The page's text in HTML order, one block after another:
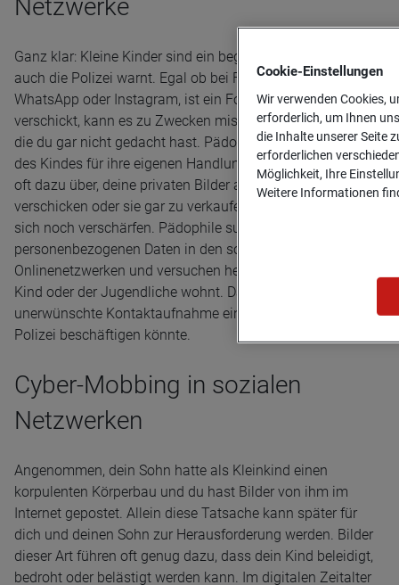
Netzwerke
Ganz klar: Kleine Kinder sind ein begehrtes Fotomotiv, doch
auch die Polizei warnt. Egal ob bei Facebook, Twitter,
WhatsApp oder Instagram, ist ein Foto erst einmal
verschickt, kann es zu Zwecken missbraucht werden, an
die du gar nicht gedacht hast. Pädophile nutzen die Fotos
des Kindes für ihre eigenen Handlungen und gehen sogar
oft dazu über, deine privaten Bilder an andere Nutzer zu
verschicken oder sie gar zu verkaufen. Die Situation kann
sich noch verschärfen. Pädophile suchen nach
personenbezogenen Daten in den sozialen
Onlinenetzwerken und versuchen herauszufinden, wo das
Kind oder der Jugendliche wohnt. Dann ist eine
unerwünschte Kontaktaufnahme ein Thema, das auch die
Polizei beschäftigen könnte.
Cyber-Mobbing in sozialen
Netzwerken
Angenommen, dein Sohn hatte als Kleinkind einen
korpulenten Körperbau und du hast Bilder von ihm im
Internet gepostet. Allein diese Tatsache kann später für
dich und deinen Sohn zur Herausforderung werden. Bilder
dieser Art führen oft genug dazu, dass dein Kind beleidigt,
bedroht oder belästigt werden kann. Im digitalen Zeitalter
Cookie-­Einstellungen
Wir verwenden Cookies,
erforderlich, um Ihnen
die Inhalte unserer Seite
erforderlichen
Möglichkeit, Ihre
Weitere Informationen